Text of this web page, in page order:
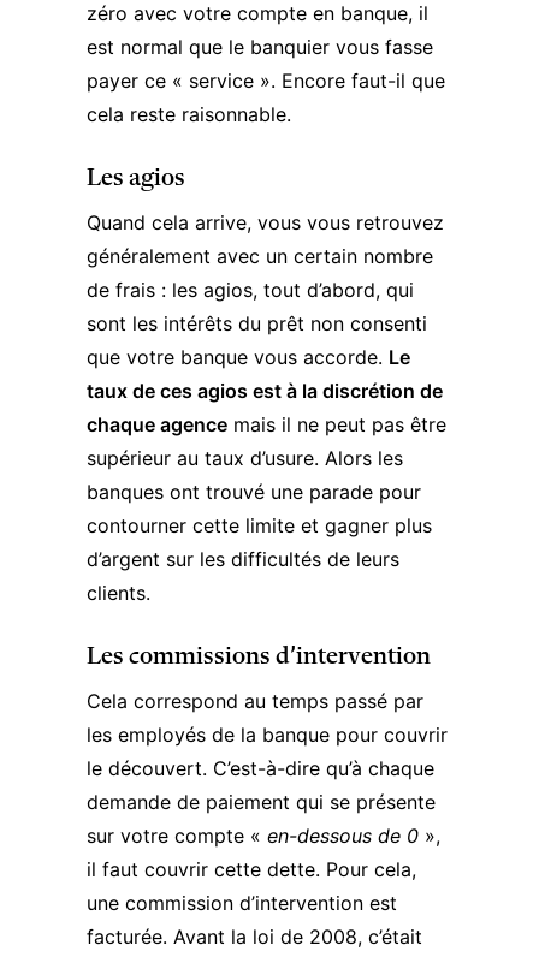
zéro avec votre compte en banque, il
est normal que le banquier vous fasse
payer ce « service ». Encore faut-il que
cela reste raisonnable.
Les agios
Quand cela arrive, vous vous retrouvez
généralement avec un certain nombre
de frais : les agios, tout d’abord, qui
sont les intérêts du prêt non consenti
que votre banque vous accorde. Le
taux de ces agios est à la discrétion de
chaque agence mais il ne peut pas être
supérieur au taux d’usure. Alors les
banques ont trouvé une parade pour
contourner cette limite et gagner plus
d’argent sur les difficultés de leurs
clients.
Les commissions d’intervention
Cela correspond au temps passé par
les employés de la banque pour couvrir
le découvert. C’est-à-dire qu’à chaque
demande de paiement qui se présente
sur votre compte « en-dessous de 0 »,
il faut couvrir cette dette. Pour cela,
une commission d’intervention est
facturée. Avant la loi de 2008, c’était